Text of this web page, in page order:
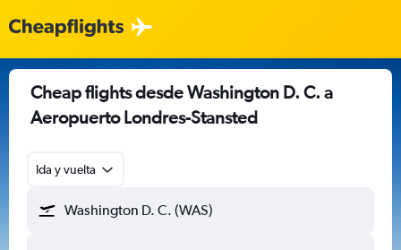
Cheap flights desde Washington D. C. a
Aeropuerto Londres-Stansted
Ida y vuelta
Washington D. C. (WAS)